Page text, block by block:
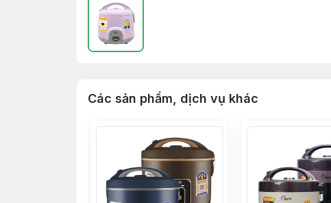
Các sản phẩm, dịch vụ khác